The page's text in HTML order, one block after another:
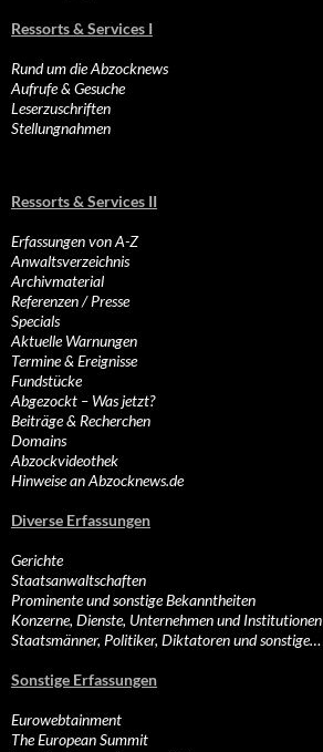
Ressorts & Services I
Rund um die Abzocknews
Aufrufe & Gesuche
Leserzuschriften
Stellungnahmen
Ressorts & Services II
Erfassungen von A-Z
Anwaltsverzeichnis
Archivmaterial
Referenzen / Presse
Specials
Aktuelle Warnungen
Termine & Ereignisse
Fundstücke
Abgezockt – Was jetzt?
Beiträge & Recherchen
Domains
Abzockvideothek
Hinweise an Abzocknews.de
Diverse Erfassungen
Gerichte
Staatsanwaltschaften
Prominente und sonstige Bekanntheiten
Konzerne, Dienste, Unternehmen und Institutionen
Staatsmänner, Politiker, Diktatoren und sonstige…
Sonstige Erfassungen
Eurowebtainment
The European Summit